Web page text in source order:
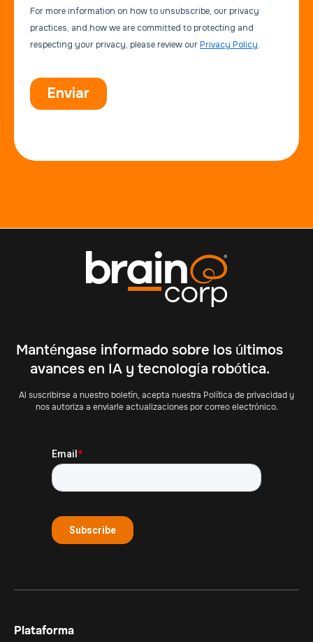
Manténgase informado sobre los últimos
avances en IA y tecnología robótica.
Al suscribirse a nuestro boletín, acepta nuestra Política de privacidad y
nos autoriza a enviarle actualizaciones por correo electrónico.
Plataforma